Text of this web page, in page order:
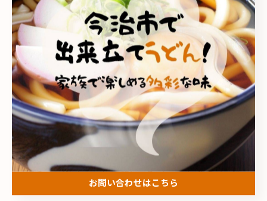
#天ぷら盛り
#うどんと天ぷら
#うどん屋の天ぷら
#セルフうどん店
#こがねの天ぷら
< 前のページ 一覧に戻る 次のページ >
お問い合わせはこちら